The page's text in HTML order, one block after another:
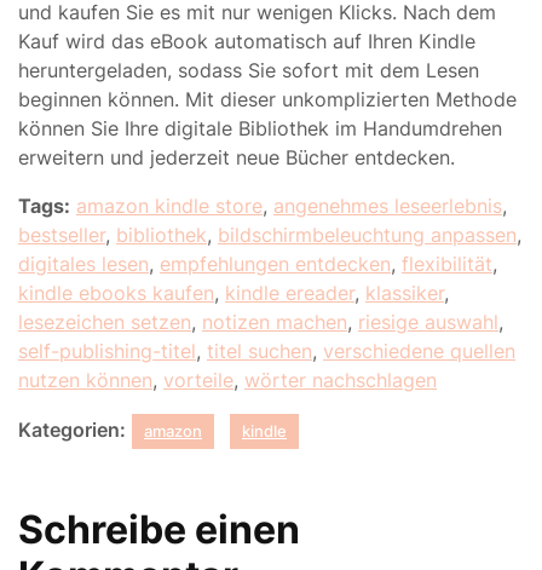
und kaufen Sie es mit nur wenigen Klicks. Nach dem
Kauf wird das eBook automatisch auf Ihren Kindle
heruntergeladen, sodass Sie sofort mit dem Lesen
beginnen können. Mit dieser unkomplizierten Methode
können Sie Ihre digitale Bibliothek im Handumdrehen
erweitern und jederzeit neue Bücher entdecken.
Tags: amazon kindle store, angenehmes leseerlebnis,
bestseller, bibliothek, bildschirmbeleuchtung anpassen,
digitales lesen, empfehlungen entdecken, flexibilität,
kindle ebooks kaufen, kindle ereader, klassiker,
lesezeichen setzen, notizen machen, riesige auswahl,
self-publishing-titel, titel suchen, verschiedene quellen
nutzen können, vorteile, wörter nachschlagen
Kategorien: amazon kindle
Schreibe einen